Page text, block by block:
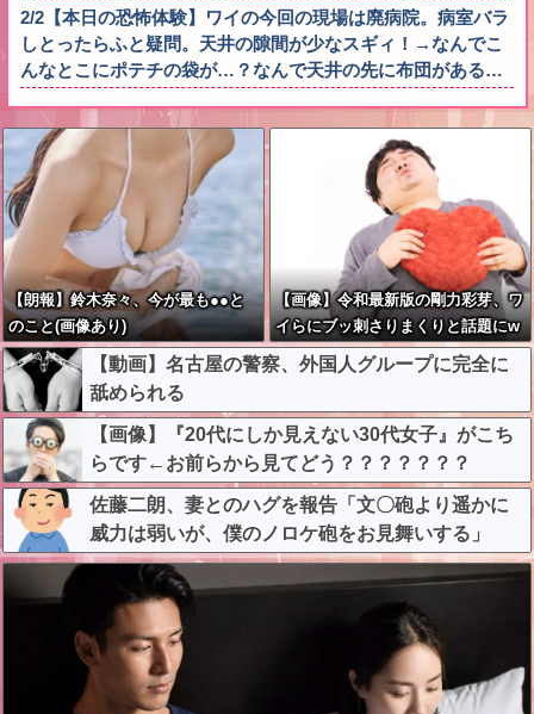
2/2【本日の恐怖体験】ワイの今回の現場は廃病院。病室バラ
しとったらふと疑問。天井の隙間が少なスギィ！→なんでこ
んなとこにポテチの袋が…？なんで天井の先に布団がある…
【朗報】鈴木奈々、今が最も●●と
のこと(画像あり)
【画像】令和最新版の剛力彩芽、ワ
イらにブッ刺さりまくりと話題にw
w w w w w w w w w w w w
【動画】名古屋の警察、外国人グループに完全に
舐められる
【画像】『20代にしか見えない30代女子』がこち
らです←お前らから見てどう？？？？？？？
佐藤二朗、妻とのハグを報告「文〇砲より遥かに
威力は弱いが、僕のノロケ砲をお見舞いする」